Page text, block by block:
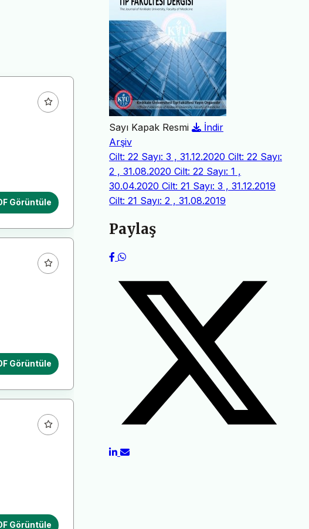
Görüntüle
Görüntüle
Görüntüle
Sayı Kapak Resmi
İndir
Arşiv
Cilt: 22 Sayı: 3 , 31.12.2020 Cilt: 22 Sayı:
2 , 31.08.2020 Cilt: 22 Sayı: 1 ,
30.04.2020 Cilt: 21 Sayı: 3 , 31.12.2019
Cilt: 21 Sayı: 2 , 31.08.2019
Paylaş